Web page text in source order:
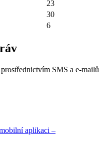
23
30
6
prostřednictvím SMS a e-mailů
aplikaci –